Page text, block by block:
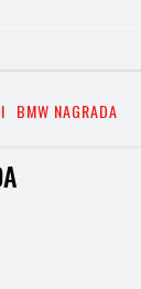
BMW NAGRADA